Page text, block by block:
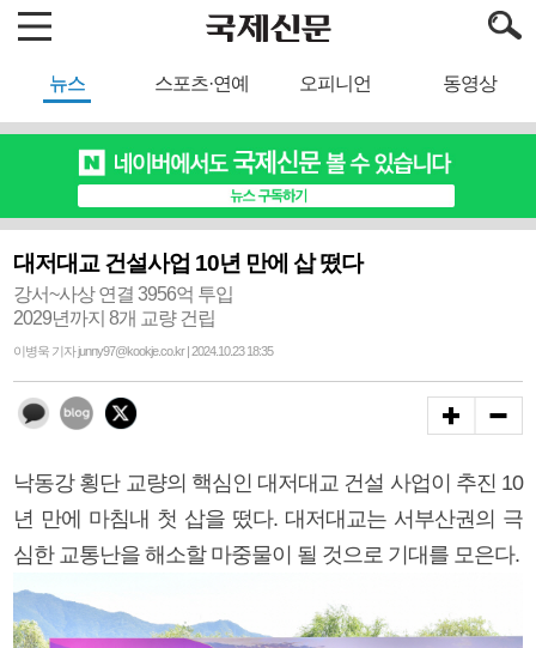
뉴스 스포츠·연예 오피니언 동영상
대저대교 건설사업 10년 만에 삽 떴다
강서~사상 연결 3956억 투입
2029년까지 8개 교량 건립
이병욱 기자 junny97@kookje.co.kr | 2024.10.23 18:35
낙동강 횡단 교량의 핵심인 대저대교 건설 사업이 추진 10
년 만에 마침내 첫 삽을 떴다. 대저대교는 서부산권의 극
심한 교통난을 해소할 마중물이 될 것으로 기대를 모은다.